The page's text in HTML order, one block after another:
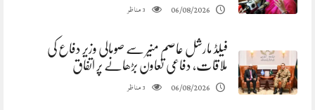
06/08/2026
3مناظر
فیلڈ مارشل عاصم منیر سے صومالی وزیر دفاع کی
ملاقات، دفاعی تعاون بڑھانے پر اتفاق
06/08/2026
3مناظر